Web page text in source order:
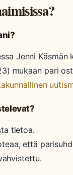
Jenni Käsmän
mukaan pari
tietoa.
että